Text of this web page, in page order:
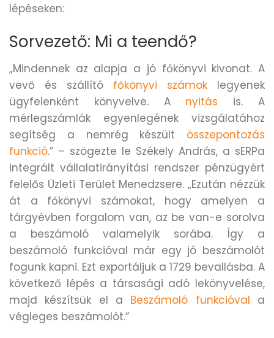
lépéseken:
Sorvezető: Mi a teendő?
„Mindennek az alapja a jó főkönyvi kivonat. A
vevő és szállító főkönyvi számok legyenek
ügyfelenként könyvelve. A nyitás is. A
mérlegszámlák egyenlegének vizsgálatához
segítség a nemrég készült összepontozás
funkció.” – szögezte le Székely András, a sERPa
integrált vállalatirányítási rendszer pénzügyért
felelős Üzleti Terület Menedzsere. „Ezután nézzük
át a főkönyvi számokat, hogy amelyen a
tárgyévben forgalom van, az be van-e sorolva
a beszámoló valamelyik sorába. Így a
beszámoló funkcióval már egy jó beszámolót
fogunk kapni. Ezt exportáljuk a 1729 bevallásba. A
következő lépés a társasági adó lekönyvelése,
majd készítsük el a Beszámoló funkcióval a
végleges beszámolót.”